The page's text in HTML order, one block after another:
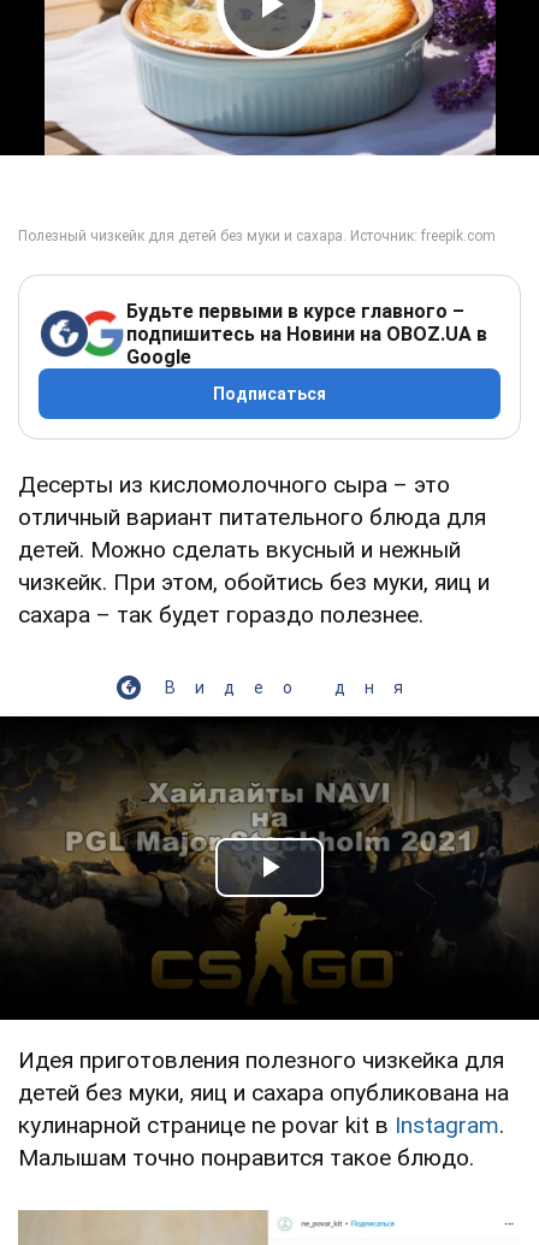
Play Video
Будьте первыми в курсе главного –
подпишитесь на Новини на OBOZ.UA в
Google
Подписаться
Десерты из кисломолочного сыра – это
отличный вариант питательного блюда для
детей. Можно сделать вкусный и нежный
чизкейк. При этом, обойтись без муки, яиц и
сахара – так будет гораздо полезнее.
Видео дня
Play Video
Идея приготовления полезного чизкейка для
детей без муки, яиц и сахара опубликована на
кулинарной странице ne povar kit в Instagram.
Малышам точно понравится такое блюдо.